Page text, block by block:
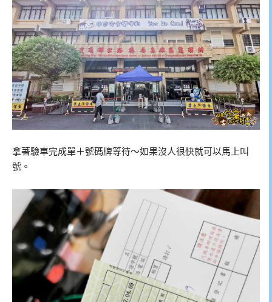
拿著驗車完成單＋號碼牌等待～如果沒人很快就可以馬上叫
號。